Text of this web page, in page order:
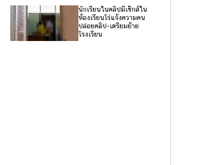
นักเรียนในคลิปมีเซ็กส์ใน
ห้องเรียนโร่แจ้งความคน
ปล่อยคลิป-เตรียมย้าย
โรงเรียน